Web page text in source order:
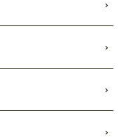
ズビガー
が紹介さ